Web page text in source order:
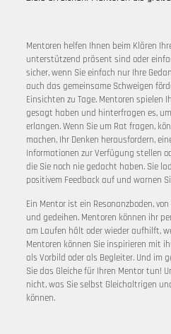
Mentoren helfen Ihnen beim Klären
unterstützend präsent sind oder
sicher, wenn Sie einfach nur Ihre
auch das gemeinsame Schweigen
Einsichten zu Tage. Mentoren spielen
gesagt haben und hinterfragen es,
erlangen. Wenn Sie um Rat fragen,
machen, Ihr Denken herausfordern,
Informationen zur Verfügung stellen
die Sie noch nie gedacht haben. Sie
positivem Feedback auf und warnen
Ein Mentor ist ein Resonanzboden,
und gedeihen. Mentoren können ihr
am Laufen hält oder wieder aufhilft,
Mentoren können Sie inspirieren mit
als Vorbild oder als Begleiter. Und im
Sie das Gleiche für Ihren Mentor tun!
nicht, was Sie selbst Gleichaltrigen
können.